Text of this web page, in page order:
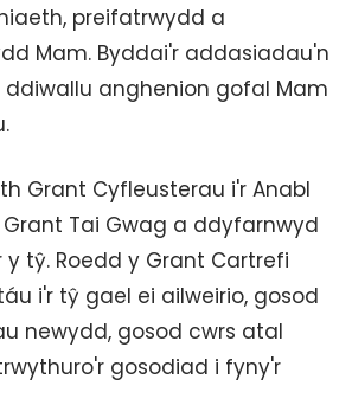
preifatrwydd a
Mam. Byddai'r addasiadau'n
anghenion gofal Mam
Grant Cyfleusterau i'r Anabl
Tai Gwag a ddyfarnwyd
tŷ. Roedd y Grant Cartrefi
i'r tŷ gael ei ailweirio, gosod
newydd, gosod cwrs atal
gosodiad i fyny'r